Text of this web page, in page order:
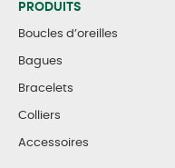
PRODUITS
Boucles d’oreilles
Bagues
Bracelets
Colliers
Accessoires